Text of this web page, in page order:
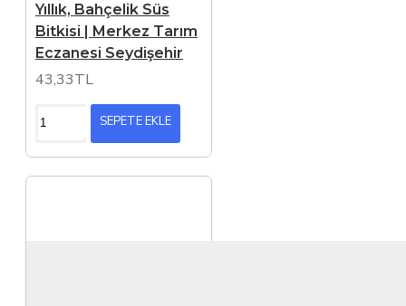
Yıllık, Bahçelik Süs
Bitkisi | Merkez Tarım
Eczanesi Seydişehir
43,33TL
SEPETE EKLE